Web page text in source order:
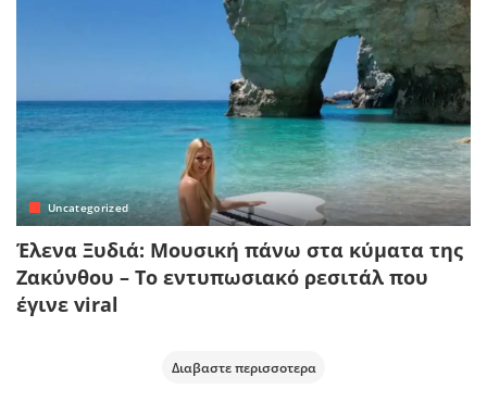
Uncategorized
Έλενα Ξυδιά: Μουσική πάνω στα κύματα της
Ζακύνθου – Το εντυπωσιακό ρεσιτάλ που
έγινε viral
Διαβαστε περισσοτερα